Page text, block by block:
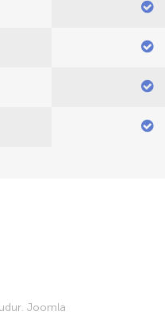
Joomla